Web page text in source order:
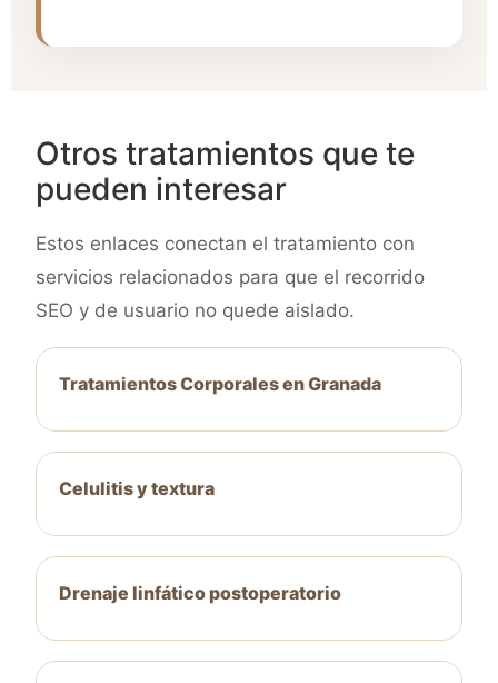
Otros tratamientos que te
pueden interesar
Estos enlaces conectan el tratamiento con
servicios relacionados para que el recorrido
SEO y de usuario no quede aislado.
Tratamientos Corporales en Granada
Celulitis y textura
Drenaje linfático postoperatorio